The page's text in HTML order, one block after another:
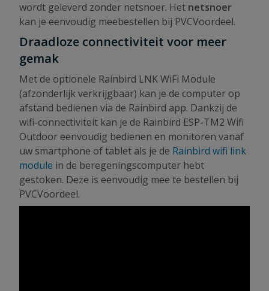
wordt geleverd zonder netsnoer. Het netsnoer
kan je eenvoudig meebestellen bij PVCVoordeel.
Draadloze connectiviteit voor meer
gemak
Met de optionele Rainbird LNK WiFi Module
(afzonderlijk verkrijgbaar) kan je de computer op
afstand bedienen via de Rainbird app. Dankzij de
wifi-connectiviteit kan je de Rainbird ESP-TM2 Wifi
Outdoor eenvoudig bedienen en monitoren vanaf
uw smartphone of tablet als je de Rainbird wifi link
module in de beregeningscomputer hebt
gestoken. Deze is eenvoudig mee te bestellen bij
PVCVoordeel.